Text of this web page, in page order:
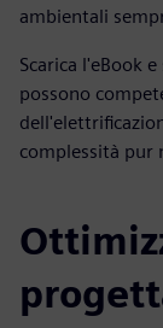
ambientali
Scarica l'eBook
possono
complessità pur